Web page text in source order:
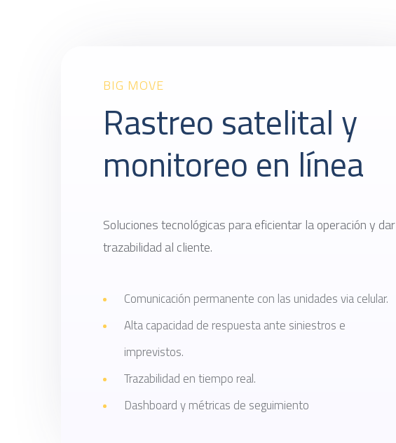
Rastreo satelital y
monitoreo en línea
BIG MOVE
Soluciones tecnológicas para eficientar la operación y dar
trazabilidad al cliente.
Comunicación permanente con las unidades via celular.
Alta capacidad de respuesta ante siniestros e
imprevistos.
Trazabilidad en tiempo real.
Dashboard y métricas de seguimiento